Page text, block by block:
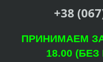
+38
ПРИНИМАЕМ
18.00